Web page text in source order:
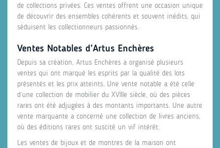
de collections privées. Ces ventes offrent une occasion unique
de découvrir des ensembles cohérents et souvent inédits, qui
séduisent les collectionneurs passionnés.
Ventes Notables d’Artus Enchères
Depuis sa création, Artus Enchères a organisé plusieurs
ventes qui ont marqué les esprits par la qualité des lots
présentés et les prix atteints. Une vente notable a été celle
d’une collection de mobilier du XVIIIe siècle, où des pièces
rares ont été adjugées à des montants importants. Une autre
vente marquante a concerné une collection de livres anciens,
où des éditions rares ont suscité un vif intérêt.
Les ventes de bijoux et de montres de la maison ont